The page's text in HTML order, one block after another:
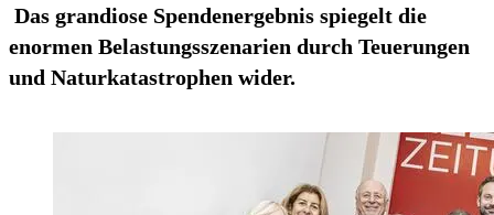
Das grandiose Spendenergebnis spiegelt die
enormen Belastungsszenarien durch Teuerungen
und Naturkatastrophen wider.